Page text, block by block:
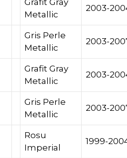
Grafit Gray
Metallic
2003-
Gris Perle
Metallic
2003-
Grafit Gray
Metallic
2003-
Gris Perle
Metallic
2003-
Rosu
Imperial
1999-